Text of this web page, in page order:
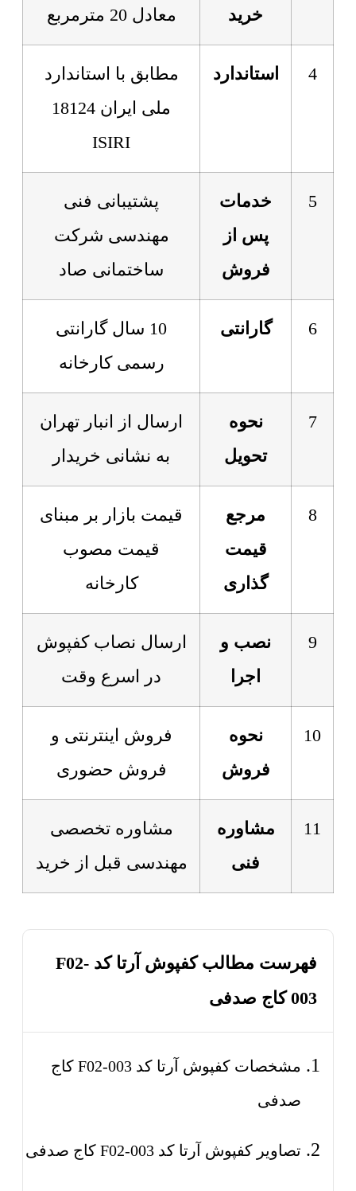
خرید
معادل 20 مترمربع
4 استاندارد
مطابق با استاندارد
ملی ایران 18124
ISIRI
5
خدمات
پس از
فروش
پشتیبانی فنی
مهندسی شرکت
ساختمانی صاد
6 گارانتی
10 سال گارانتی
رسمی کارخانه
7
نحوه
تحویل
ارسال از انبار تهران
به نشانی خریدار
8
مرجع
قیمت
گذاری
قیمت بازار بر مبنای
قیمت مصوب
کارخانه
9
نصب و
اجرا
ارسال نصاب کفپوش
در اسرع وقت
10
نحوه
فروش
فروش اینترنتی و
فروش حضوری
11
مشاوره
فنی
مشاوره تخصصی
مهندسی قبل از خرید
فهرست مطالب کفپوش آرتا کد F02-
003 کاج صدفی
مشخصات کفپوش آرتا کد F02-003 کاج
صدفی
تصاویر کفپوش آرتا کد F02-003 کاج صدفی